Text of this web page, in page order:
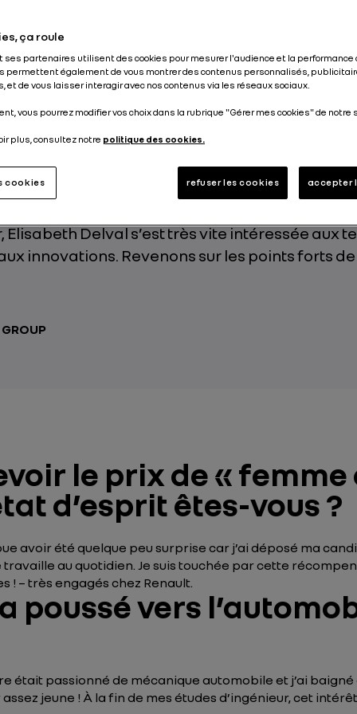
directrice du programme ZOE, est primée
de l’Année », par le magazine L’Usine
Le célèbre hebdomadaire français
aux technologies dans l’industrie,
Elisabeth Delval s’est très vite intéressée aux
innovations. Revenons sur les points forts
le prix de « femme
d’esprit êtes-vous ?
avoir été quelque peu surprise car j’ai déposé ma
au quotidien. Je suis touchée par cette
! – très engagés chez Renault.
poussé vers
était passionné de mécanique automobile et j’ai
jeune ! À la fin de mes études d’ingénieur, cet
ça roule
ses partenaires utilisent des cookies pour mesurer l'audience et la performance
permettent également de vous montrer des contenus personnalisés,
et de vous laisser interagir avec nos contenus via les réseaux sociaux.
vous pourrez modifier vos choix dans la rubrique "Gérer mes cookies" de notre
plus, consultez notre politique des cookies.
refuser les cookies accepter
cookies